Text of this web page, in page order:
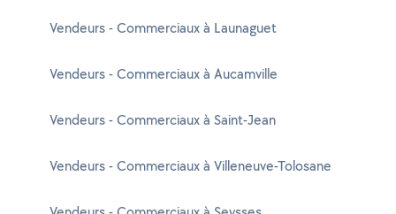
Vendeurs - Commerciaux à Launaguet
Vendeurs - Commerciaux à Aucamville
Vendeurs - Commerciaux à Saint-Jean
Vendeurs - Commerciaux à Villeneuve-Tolosane